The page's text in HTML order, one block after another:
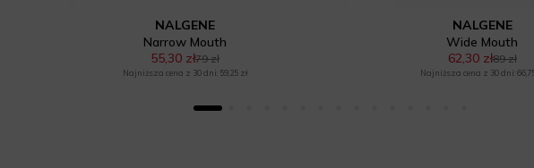
NALGENE
Narrow Mouth
55,30 zł79 zł
Najniższa cena z 30 dni: 59,25 zł
NALGENE
Wide Mouth
62,30 zł89 zł
Najniższa cena z 30 dni: